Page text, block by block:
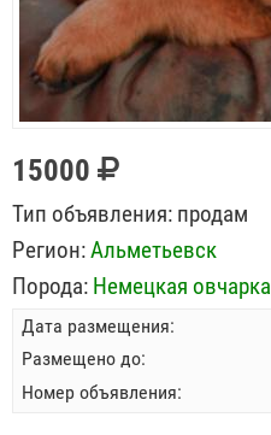
15000
Тип объявления: продам
Регион:Альметьевск
Порода: Немецкая овчарка
Дата размещения:
Размещено до:
Номер объявления: